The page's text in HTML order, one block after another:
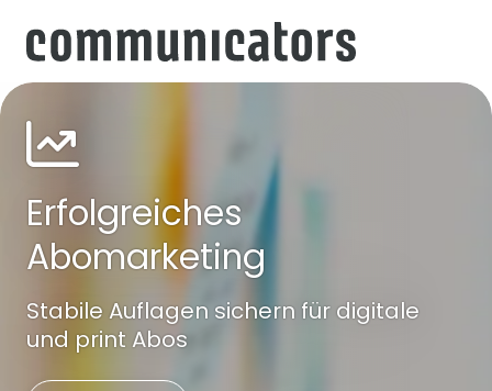
Erfolgreiches
Abomarketing
Stabile Auflagen sichern für digitale
und print Abos